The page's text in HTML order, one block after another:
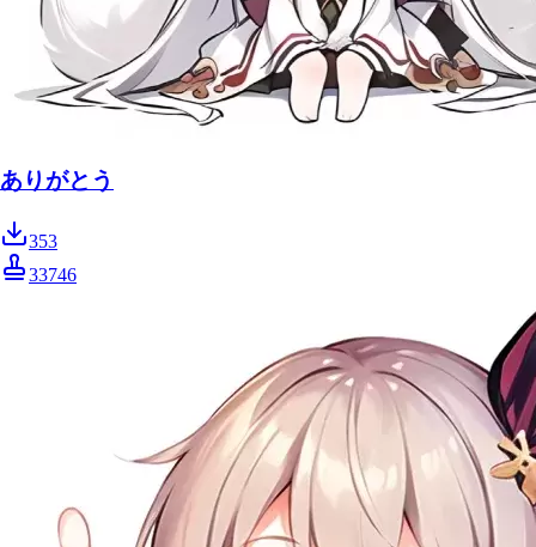
ありがとう
353
33746